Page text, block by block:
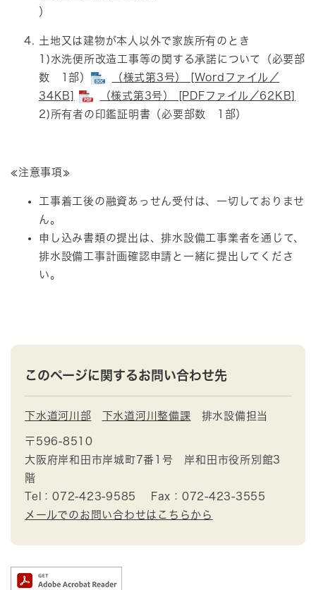
）
土地又は建物が本人以外で家族所有のとき
1)水洗便所改造工事等の関する承諾について（必要部
数 1部）
（様式第3号） [Wordファイル／
34KB]
（様式第3号） [PDFファイル／62KB]
2)所有者の印鑑証明書（必要部数 1部）
≪注意事項≫
工事着工後の融資あっせん受付は、一切しておりませ
ん。
申し込み書類の提出は、排水設備工事業者を通じて、
排水設備工事計画確認申請と一緒に提出してくださ
い。
このページに関するお問い合わせ先
下水道河川部 下水道河川整備課 排水設備担当
〒596-8510
大阪府岸和田市岸城町7番1号 岸和田市役所別館3
階
Tel：072-423-9585
Fax：072-423-3555
メールでのお問い合わせはこちらから